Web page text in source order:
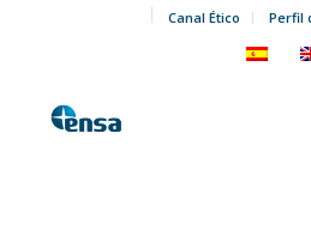
Canal Ético Perfil